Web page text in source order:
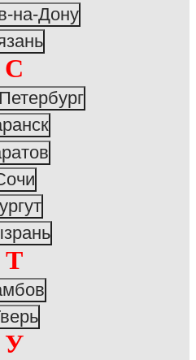
на-Дону
С
Т
У